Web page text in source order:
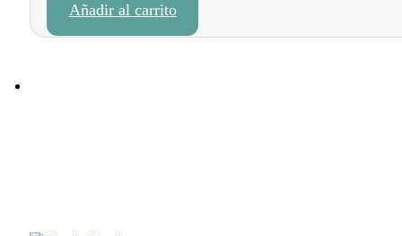
originalactual
Añadir al carrito